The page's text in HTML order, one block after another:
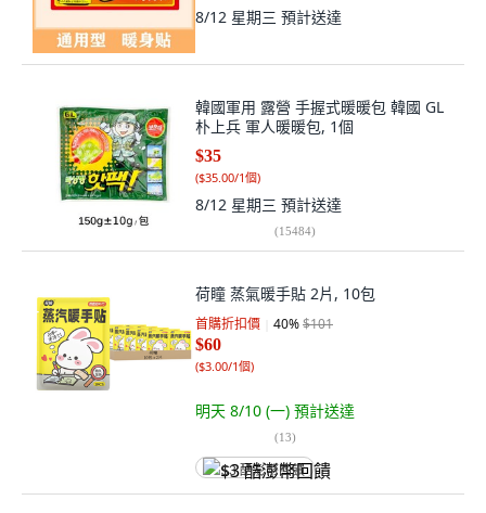
8/12 星期三 預計送達
韓國軍用 露營 手握式暖暖包 韓國 GL
朴上兵 軍人暖暖包, 1個
$35
($35.00/1個)
8/12 星期三 預計送達
(15484)
荷瞳 蒸氣暖手貼 2片, 10包
首購折扣價 40%$101
$60
($3.00/1個)
明天 8/10 (一) 預計送達
(13)
$3 酷澎幣回饋